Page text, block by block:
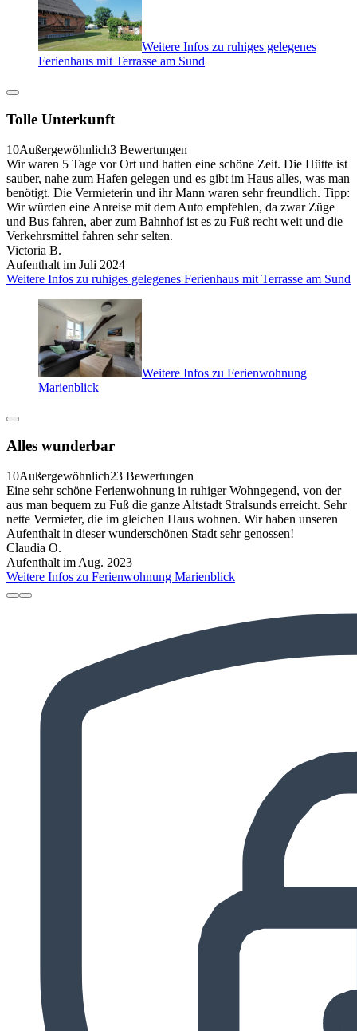
Weitere Infos zu ruhiges gelegenes
Ferienhaus mit Terrasse am Sund
Tolle Unterkunft
10Außergewöhnlich3 Bewertungen
Wir waren 5 Tage vor Ort und hatten eine schöne Zeit. Die Hütte ist
sauber, nahe zum Hafen gelegen und es gibt im Haus alles, was man
benötigt. Die Vermieterin und ihr Mann waren sehr freundlich. Tipp:
Wir würden eine Anreise mit dem Auto empfehlen, da zwar Züge
und Bus fahren, aber zum Bahnhof ist es zu Fuß recht weit und die
Verkehrsmittel fahren sehr selten.
Victoria B.
Aufenthalt im Juli 2024
Weitere Infos zu ruhiges gelegenes Ferienhaus mit Terrasse am Sund
Weitere Infos zu Ferienwohnung
Marienblick
Alles wunderbar
10Außergewöhnlich23 Bewertungen
Eine sehr schöne Ferienwohnung in ruhiger Wohngegend, von der
aus man bequem zu Fuß die ganze Altstadt Stralsunds erreicht. Sehr
nette Vermieter, die im gleichen Haus wohnen. Wir haben unseren
Aufenthalt in dieser wunderschönen Stadt sehr genossen!
Claudia O.
Aufenthalt im Aug. 2023
Weitere Infos zu Ferienwohnung Marienblick